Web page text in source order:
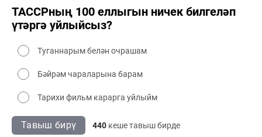
ТАССРның 100 еллыгын ничек билгеләп
үтәргә уйлыйсыз?
Туганнарым белән очрашам
Бәйрәм чараларына барам
Тарихи фильм карарга уйлыйм
Тавыш бирү 440 кеше тавыш бирде